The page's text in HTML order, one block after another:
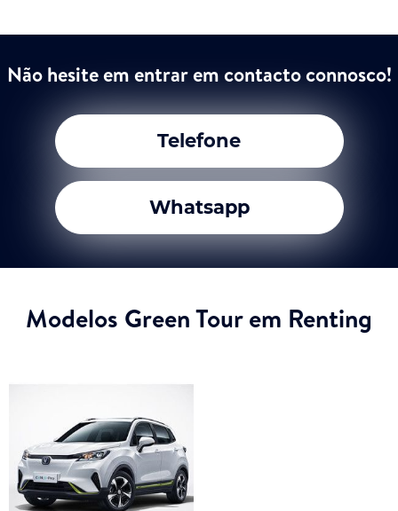
Não hesite em entrar em contacto connosco!
Telefone
Whatsapp
Modelos Green Tour em Renting